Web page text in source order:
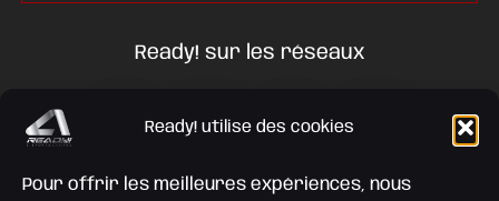
Ready! utilise des cookies
Pour offrir les meilleures expériences, nous
Ready! sur les réseaux